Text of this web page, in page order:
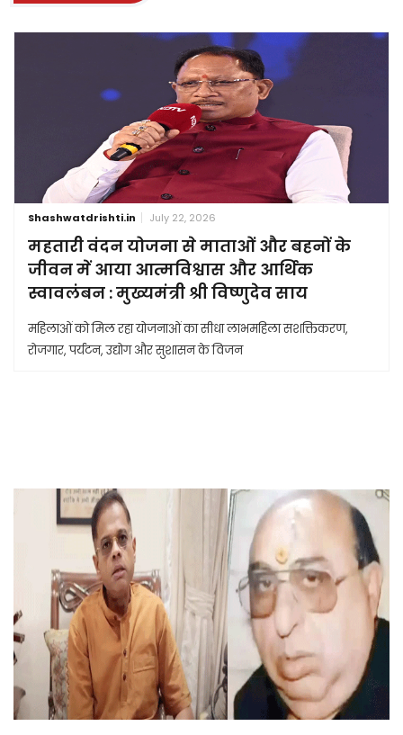
Shashwatdrishti.in July 22, 2026
महतारी वंदन योजना से माताओं और बहनों के
जीवन में आया आत्मविश्वास और आर्थिक
स्वावलंबन : मुख्यमंत्री श्री विष्णुदेव साय
महिलाओं को मिल रहा योजनाओं का सीधा लाभमहिला सशक्तिकरण,
रोजगार, पर्यटन, उद्योग और सुशासन के विजन